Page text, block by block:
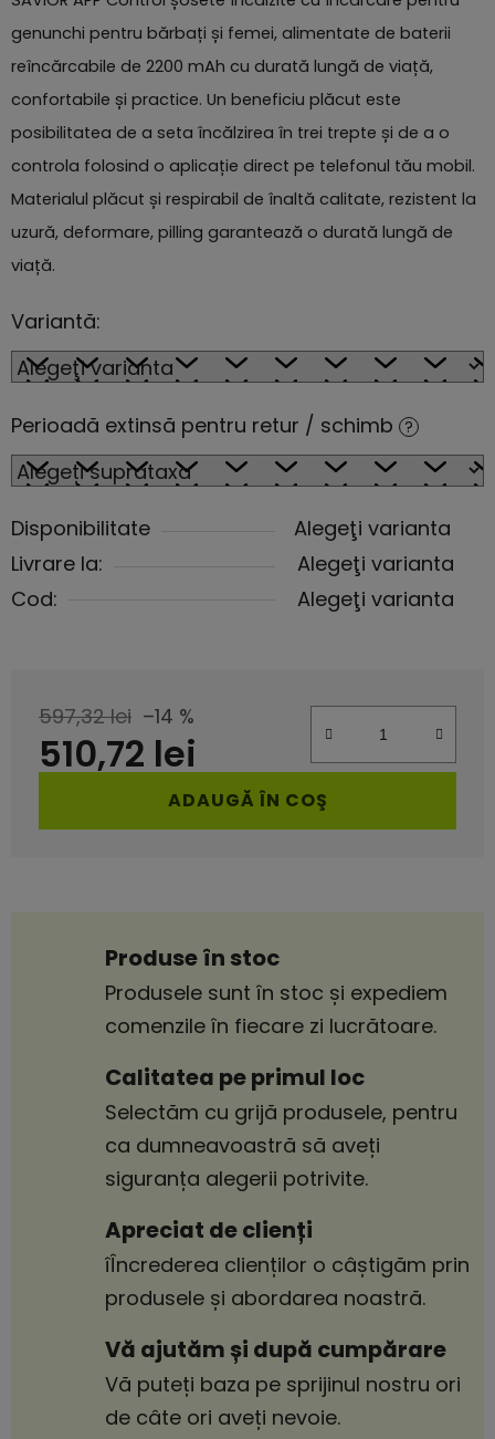
genunchi pentru bărbați și femei, alimentate de baterii
reîncărcabile de 2200 mAh cu durată lungă de viață,
confortabile și practice. Un beneficiu plăcut este
posibilitatea de a seta încălzirea în trei trepte și de a o
controla folosind o aplicație direct pe telefonul tău mobil.
Materialul plăcut și respirabil de înaltă calitate, rezistent la
uzură, deformare, pilling garantează o durată lungă de
viață.
Variantă:
Perioadă extinsă pentru retur / schimb ?
Disponibilitate
Alegeţi varianta
Livrare la:
Alegeţi varianta
Cod:
Alegeţi varianta
597,32 lei –14 %
510,72 lei
Evaluare preţ:ADAUGĂ ÎN COŞ
Produse în stoc
Produsele sunt în stoc și expediem
comenzile în fiecare zi lucrătoare.
Calitatea pe primul loc
Selectăm cu grijă produsele, pentru
ca dumneavoastră să aveți
siguranța alegerii potrivite.
Apreciat de clienți
îÎncrederea clienților o câștigăm prin
produsele și abordarea noastră.
Vă ajutăm și după cumpărare
Vă puteți baza pe sprijinul nostru ori
de câte ori aveți nevoie.